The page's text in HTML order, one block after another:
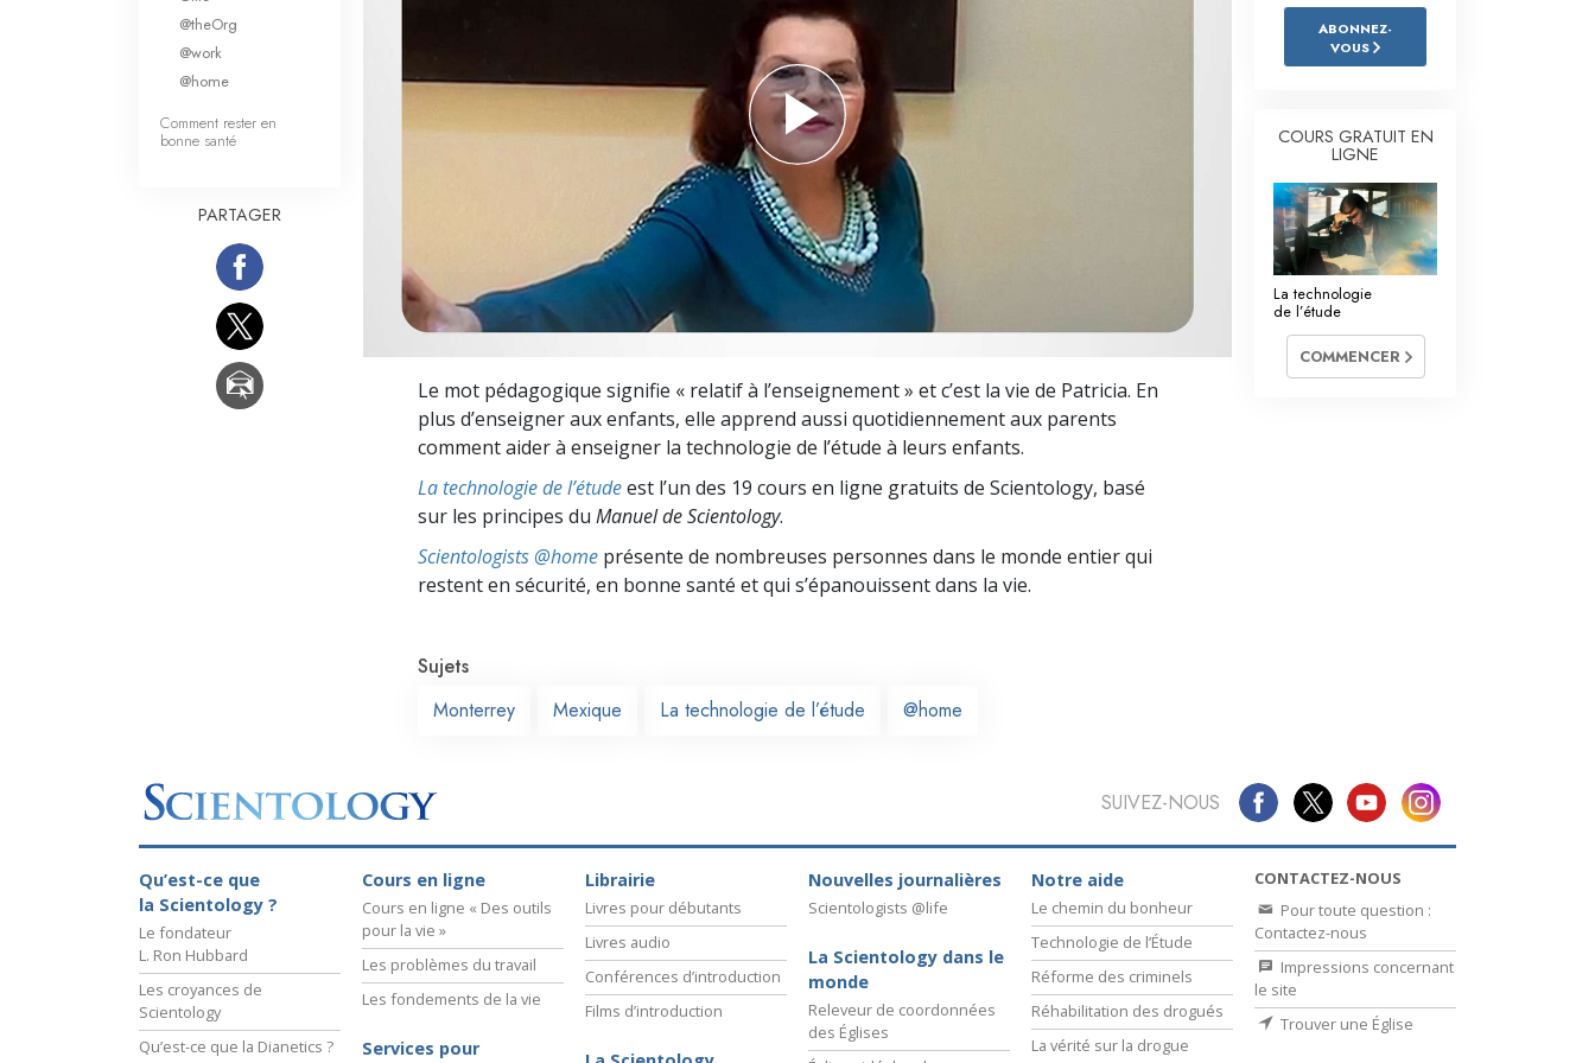
L’échelle des tons émotionnels
Réponses aux drogues
Des outils pour le monde du travail
L’éthique et les conditions
La raison de l’oppression
Les investigations
Les fondements de l’organisation
Le mot pédagogique signifie « relatif à l’enseignement » et c’est la vie de Patricia. En
plus d’enseigner aux enfants, elle apprend aussi quotidiennement aux parents
comment aider à enseigner la technologie de l’étude à leurs enfants.
La technologie de l’étudeest l’un des 19 cours en ligne gratuits de Scientology, basé
sur les principes du Manuel de Scientology.
Scientologists @home présente de nombreuses personnes dans le monde entier qui
restent en sécurité, en bonne santé et qui s’épanouissent dans la vie.
Sujets
Monterrey
Mexique La technologie de l’étude @home
@theOrg
@work
@home
Comment rester en
bonne santé
PARTAGER
ABONNEZ-
VOUS
COURS GRATUIT EN
LIGNE
La technologie
de l’étude
COMMENCER
SUIVEZ-NOUS
Qu’est-ce que
la Scientology ?
Le fondateur
L. Ron Hubbard
Les croyances de
Scientology
Qu’est-ce que la Dianetics ?
Cours en ligne
Cours en ligne « Des outils
pour la vie »
Les problèmes du travail
Les fondements de la vie
Services pour
Librairie
Livres pour débutants
Livres audio
Conférences d’introduction
Films d’introduction
Nouvelles journalières
Scientologists @life
La Scientology dans le
monde
Releveur de coordonnées
des Églises
Notre aide
Le chemin du bonheur
Technologie de l’Étude
Réforme des criminels
Réhabilitation des drogués
La vérité sur la drogue
CONTACTEZ-NOUS
Pour toute question :
Contactez-nous
Impressions concernant
le site
Trouver une Église